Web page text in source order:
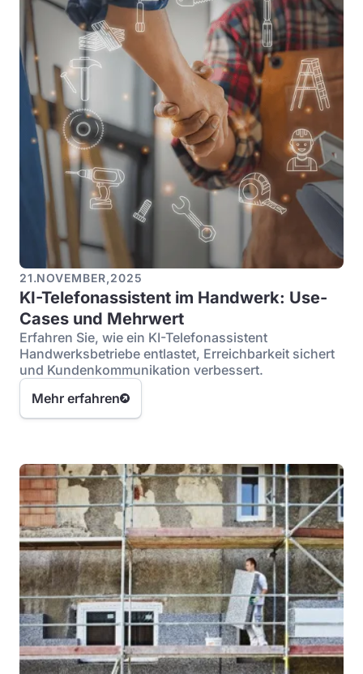
21.NOVEMBER,2025
KI-Telefonassistent im Handwerk: Use-
Cases und Mehrwert
Erfahren Sie, wie ein KI-Telefonassistent
Handwerksbetriebe entlastet, Erreichbarkeit sichert
und Kundenkommunikation verbessert.
Mehr erfahren